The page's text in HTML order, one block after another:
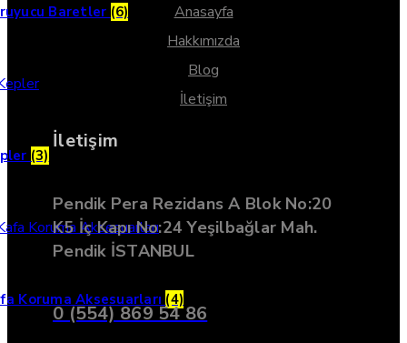
Baretler (6)
(3)
Koruma Aksesuarları (4)
Anasayfa
Hakkımızda
Blog
İletişim
İletişim
Pendik Pera Rezidans A Blok No:20
K5 İç Kapı No:24 Yeşilbağlar Mah.
Pendik İSTANBUL
0 (554) 869 54 86